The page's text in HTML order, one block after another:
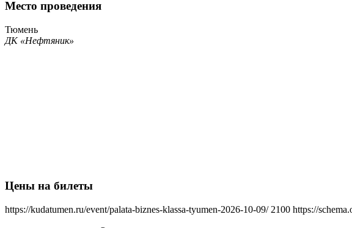
Место проведения
Тюмень
ДК «Нефтяник»
Цены на билеты
https://kudatumen.ru/event/palata-biznes-klassa-tyumen-2026-10-09/ 2100 https://